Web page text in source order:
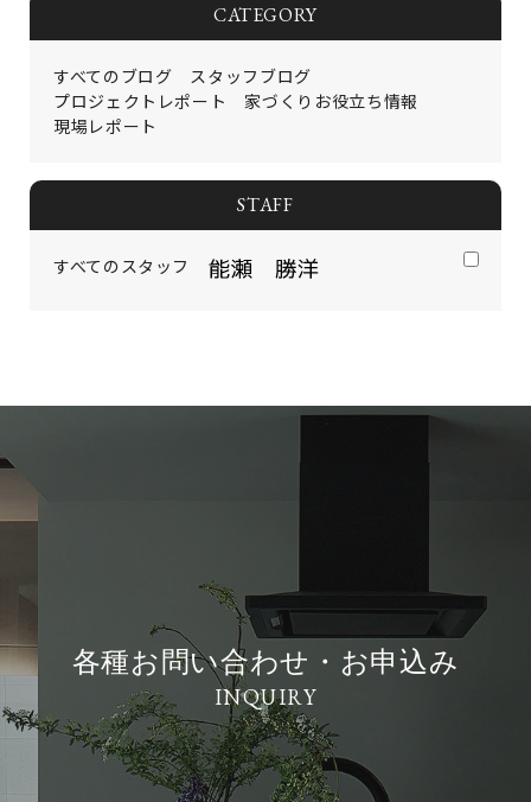
CATEGORY
すべてのブログ
スタッフブログ
プロジェクトレポート
家づくりお役立ち情報
現場レポート
STAFF
すべてのスタッフ
各種お問い合わせ・お申込み